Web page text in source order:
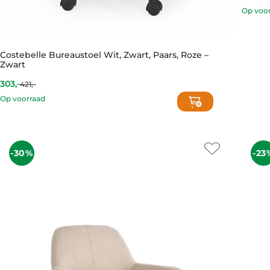
Costebelle Bureaustoel Wit, Zwart, Paars, Roze –
Zwart
303,-
Current
price
is:
421,-
Original
price
was:
Op voorraad
price
is:
price
was:
Op
-30% -